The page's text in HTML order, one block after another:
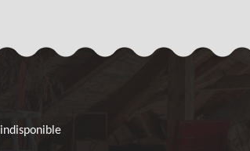
indisponible